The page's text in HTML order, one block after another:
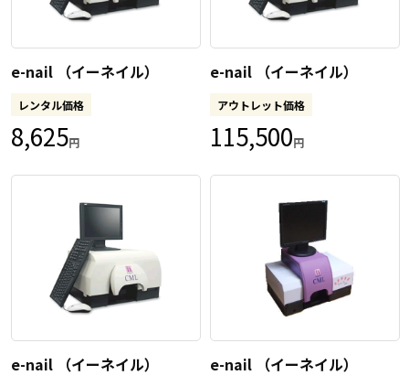
e-nail （イーネイル）
レンタル価格
8,625円
e-nail （イーネイル）
アウトレット価格
115,500円
e-nail （イーネイル） e-nail （イーネイル）